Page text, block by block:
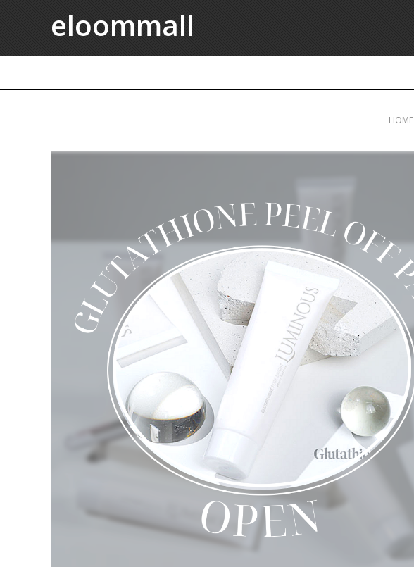
eloommall
HOME